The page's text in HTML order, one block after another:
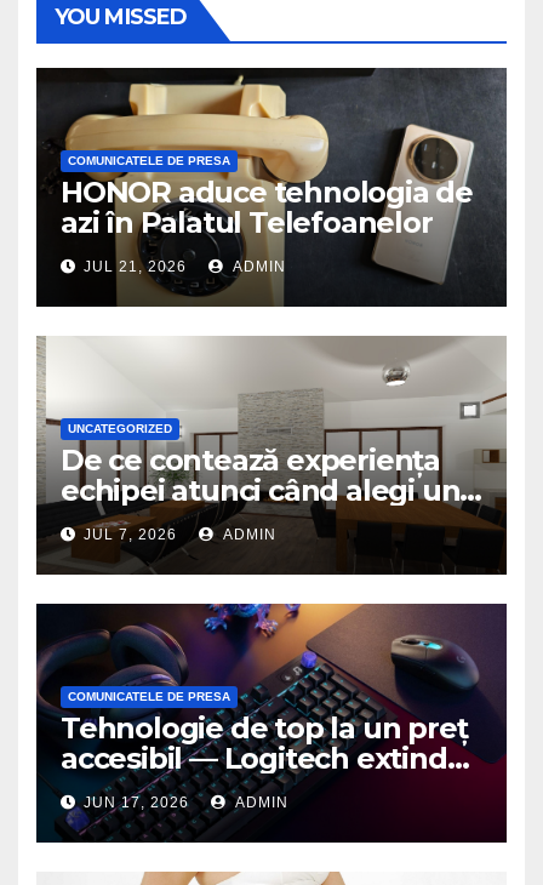
YOU MISSED
COMUNICATELE DE PRESA
HONOR aduce tehnologia de
azi în Palatul Telefoanelor
JUL 21, 2026 ADMIN
UNCATEGORIZED
De ce contează experiența
echipei atunci când alegi un
birou de arhitectură
JUL 7, 2026 ADMIN
COMUNICATELE DE PRESA
Tehnologie de top la un preț
accesibil — Logitech extinde
seria G3 cu un nou mouse și
o nouă tastatură pentru
gaming pe PC
JUN 17, 2026 ADMIN